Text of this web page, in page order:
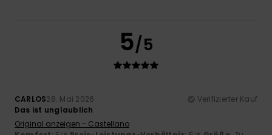
5/5
CARLOS28. Mai 2026
Verifizierter Kauf
Das ist unglaublich
Original anzeigen - Castellano